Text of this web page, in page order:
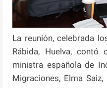
La reunión, celebrada
Rábida, Huelva,
ministra española de
Migraciones, Elma